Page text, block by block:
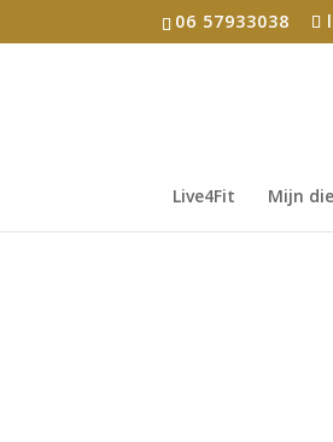
06 57933038
Live4Fit Mijn